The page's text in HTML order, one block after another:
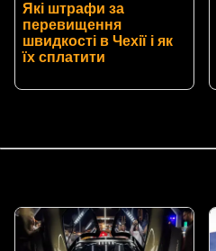
Які штрафи за
перевищення
швидкості в Чехії і як
їх сплатити